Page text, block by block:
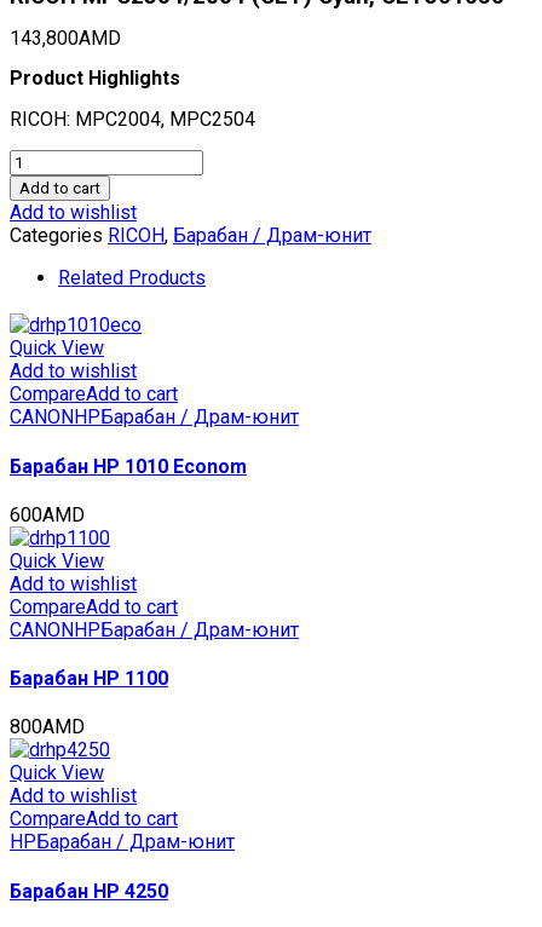
143,800AMD
Product Highlights
RICOH: MPC2004, MPC2504
Блок
барабана/
девелопера
D244-
2225
для
MPC2504/2004
(CET)
Cyan,
CET561030
quantity
Add to cart
Add to wishlist
Categories RICOH, Барабан / Драм-юнит
Related Products
Quick View
Add to wishlist
CompareAdd to cart
CANON HP Барабан / Драм-юнит
Барабан HP 1010 Econom
600AMD
Quick View
Add to wishlist
CompareAdd to cart
CANONHPБарабан / Драм-юнит
Барабан HP 1100
800AMD
Quick View
Add to wishlist
CompareAdd to cart
HP Барабан / Драм-юнит
Барабан HP 4250